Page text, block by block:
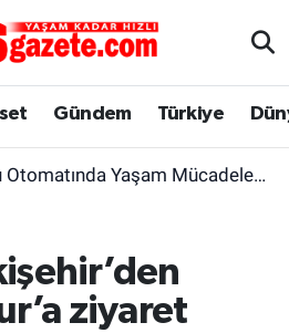
Gündem Türkiye
Yaşam Mücadelesi Veriyor
ziyaret
Eczaneler
ve Fikstür